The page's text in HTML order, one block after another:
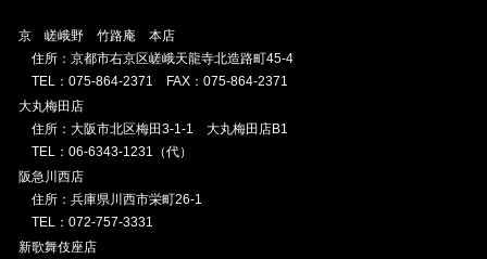
京 嵯峨野 竹路庵 本店
住所：京都市右京区嵯峨天龍寺北造路町45-4
TEL：075-864-2371 FAX：075-864-2371
大丸梅田店
住所：大阪市北区梅田3-1-1 大丸梅田店B1
TEL：06-6343-1231（代）
阪急川西店
住所：兵庫県川西市栄町26-1
TEL：072-757-3331
新歌舞伎座店